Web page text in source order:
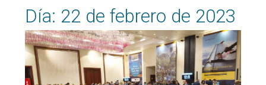
Día: 22 de febrero de 2023